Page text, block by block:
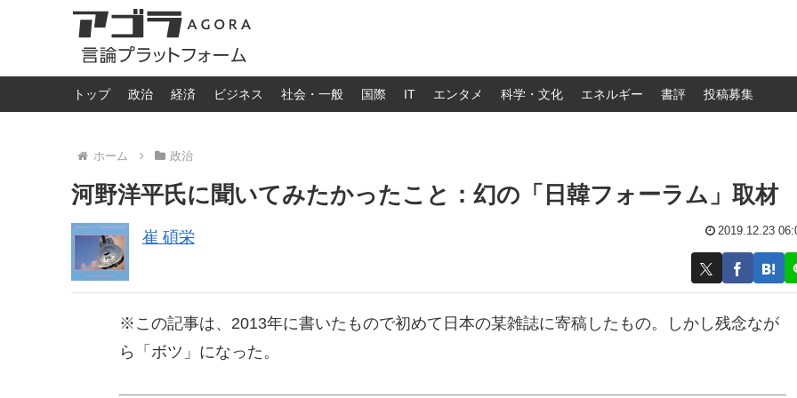
トップ 政治 経済 ビジネス 社会・一般 国際 IT エンタメ 科学・文化 エネルギー 書評 投稿募集
ホーム 政治
河野洋平氏に聞いてみたかったこと：幻の「日韓フォーラム」取材
崔 碩栄 2019.12.23
※この記事は、2013年に書いたもので初めて日本の某雑誌に寄稿したもの。しかし残念なが
ら「ボツ」になった。